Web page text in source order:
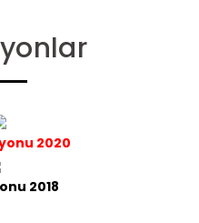
2020
2018